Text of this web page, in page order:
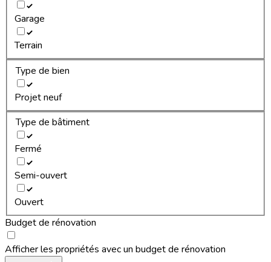
Garage
Terrain
Type de bien
Projet neuf
Type de bâtiment
Fermé
Semi-ouvert
Ouvert
Budget de rénovation
Afficher les propriétés avec un budget de rénovation